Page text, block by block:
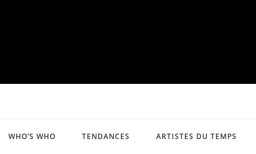
WHO’S WHO TENDANCES ARTISTES DU TEMPS